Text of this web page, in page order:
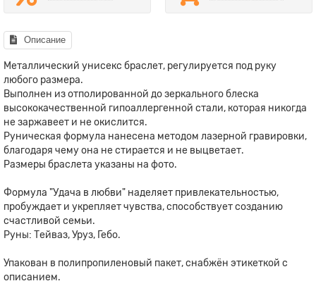
Описание
Металлический унисекс браслет, регулируется под руку
любого размера.
Выполнен из отполированной до зеркального блеска
высококачественной гипоаллергенной стали, которая никогда
не заржавеет и не окислится.
Руническая формула нанесена методом лазерной гравировки,
благодаря чему она не стирается и не выцветает.
Размеры браслета указаны на фото.
Формула "Удача в любви" наделяет привлекательностью,
пробуждает и укрепляет чувства, способствует созданию
счастливой семьи.
Руны: Тейваз, Уруз, Гебо.
Упакован в полипропиленовый пакет, снабжён этикеткой с
описанием.